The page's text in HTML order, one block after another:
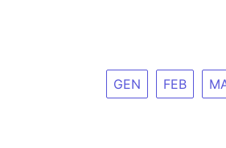
GEN FEB